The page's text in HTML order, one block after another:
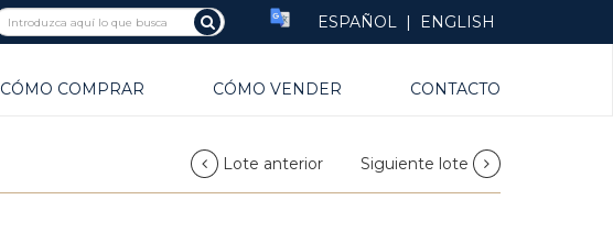
ESPAÑOL | ENGLISH
CÓMO COMPRAR CÓMO VENDER CONTACTO
Lote anterior Siguiente lote